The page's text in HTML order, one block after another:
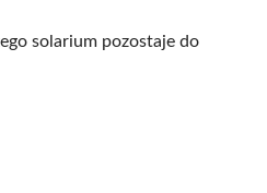
solarium pozostaje do